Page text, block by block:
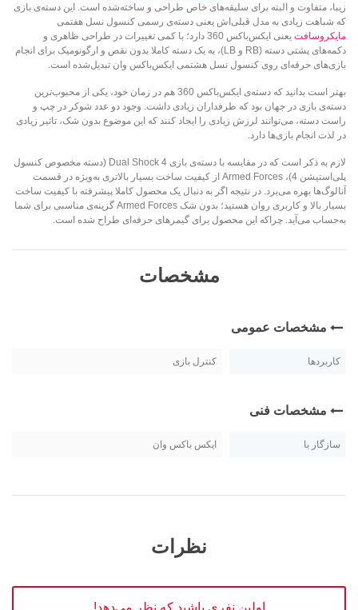
زیبا، متفاوت و البته برای سلیقه‌های خاص طراحی و ساخته‌شده است. این دسته‌ی بازی
که شباهت زیادی به مدل قبلی‌اش یعنی دسته‌ی رسمی کنسول نسل هفتمی
مایکروسافت
یعنی ایکس‌باکس 360 دارد؛ با کمی تغییرات در طراحی ظاهری و
دکمه‌های پشتی دسته (RB و LB)، به یک دسته کاملا بدون نقص و ارگونومیک برای انجام
بازی‌های حرفه‌ای روی کنسول نسل هشتمی ایکس‌باکس وان تبدیل‌شده است.
بهتر است بدانید که دسته‌ی ایکس‌باکس 360 هم در زمان خود، یکی از محبوب‌ترین
دسته‌ی بازی در جهان بود که طرفداران زیادی داشت. وجود دو عدد شوکر در چپ و
راست دسته، می‌توانند لرزش زیادی را ایجاد کنند که این موضوع بدون شک، تاثیر زیادی
در لذت انجام بازی‌ها دارد.
لازم به ذکر است که در مقایسه با دسته‌ی بازی Dual Shock 4 (دسته مخصوص کنسول
پلی‌استیشن 4)، Armed Forces از کیفیت ساخت بسیار بالا‌تری به‌ویژه‌ در قسمت
آنالوگ‌ها بهره می‌برد. در نتیجه اگر به دنبال یک محصول کاملا پیشرفته با کیفیت ساخت
بسیار بالا و کاربری روان هستید؛ بدون شک Armed Forces گزینه‌ی مناسبی برای شما
به‌حساب می‌آید. چراکه این محصول برای گیمر‌های حرفه‌ای طراح شده است.
مشخصات
مشخصات عمومی
کاربردها کنترل بازی
مشخصات فنی
سازگار با ایکس باکس وان
نظرات
اولین نفری باشید که نظر می‌دهد!